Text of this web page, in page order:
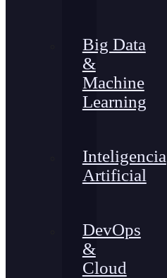
Big Data
&
Machine
Learning
Inteligencia
Artificial
DevOps
&
Cloud